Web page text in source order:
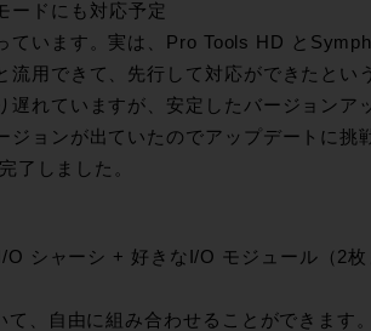
ードにも対応予定
ています。実は、Pro Tools HD と
用できて、先行して対応ができたとい
れていますが、安定したバージョンア
ョンが出ていたのでアップデートに挑
了しました。
シャーシ + 好きなI/O モジュール（2枚
、自由に組み合わせることができます。